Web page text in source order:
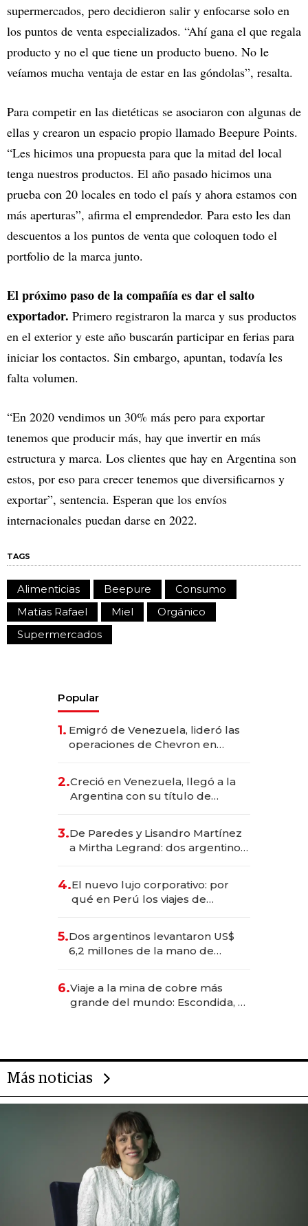
supermercados, pero decidieron salir y enfocarse solo en
los puntos de venta especializados. “Ahí gana el que regala
producto y no el que tiene un producto bueno. No le
veíamos mucha ventaja de estar en las góndolas”, resalta.
Para competir en las dietéticas se asociaron con algunas de
ellas y crearon un espacio propio llamado Beepure Points.
“Les hicimos una propuesta para que la mitad del local
tenga nuestros productos. El año pasado hicimos una
prueba con 20 locales en todo el país y ahora estamos con
más aperturas”, afirma el emprendedor. Para esto les dan
descuentos a los puntos de venta que coloquen todo el
portfolio de la marca junto.
El próximo paso de la compañía es dar el salto
exportador. Primero registraron la marca y sus productos
en el exterior y este año buscarán participar en ferias para
iniciar los contactos. Sin embargo, apuntan, todavía les
falta volumen.
“En 2020 vendimos un 30% más pero para exportar
tenemos que producir más, hay que invertir en más
estructura y marca. Los clientes que hay en Argentina son
estos, por eso para crecer tenemos que diversificarnos y
exportar”, sentencia. Esperan que los envíos
internacionales puedan darse en 2022.
TAGS
Alimenticias Beepure
Consumo
Matías Rafael
Miel
Orgánico
Supermercados
Popular
1. Emigró de Venezuela, lideró las
operaciones de Chevron en
2.Creció en Venezuela, llegó a la
Argentina con su título de
las marcas "fast premium"
3.De Paredes y Lisandro Martínez
a Mirtha Legrand: dos argentinos
4.El nuevo lujo corporativo: por
qué en Perú los viajes de
para convertirse en experiencias
transformadoras
5.Dos argentinos levantaron US$
6,2 millones de la mano de
6.Viaje a la mina de cobre más
grande del mundo: Escondida, el
Más noticias